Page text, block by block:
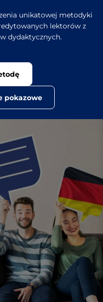
unikatowej metodyki
lektorów z
dydaktycznych.
pokazowe